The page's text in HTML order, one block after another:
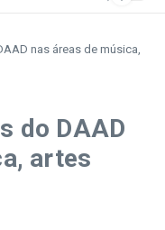
nas áreas de música,
do DAAD
artes